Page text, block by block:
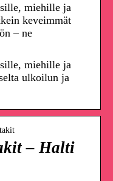
miehille ja
keveimmät
– ne
miehille ja
ulkoilun ja
– Halti